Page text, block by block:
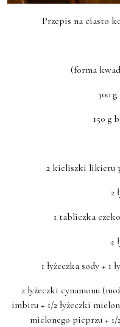
Przepis na ciasto
(forma
300
150 g
2 kieliszki likieru
2
1 tabliczka
4
1 łyżeczka sody + 1
2 łyżeczki cynamonu
imbiru + 1/2 łyżeczki
mielonego pieprzu +